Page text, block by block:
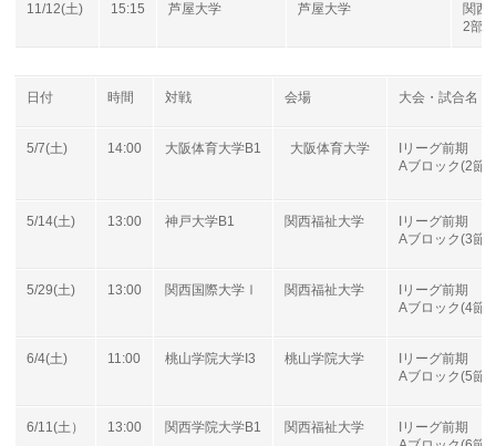
11/12(土) 15:15 芦屋大学 芦屋大学
関西
2部B
日付 時間 対戦 会場 大会・試合名
5/7(土) 14:00 大阪体育大学B1 大阪体育大学
Iリーグ前期
Aブロック(2節)
5/14(土) 13:00 神戸大学B1 関西福祉大学
Iリーグ前期
Aブロック(3節)
5/29(土) 13:00 関西国際大学Ⅰ 関西福祉大学
Iリーグ前期
Aブロック(4節)
6/4(土) 11:00 桃山学院大学I3 桃山学院大学
Iリーグ前期
Aブロック(5節)
6/11(土） 13:00 関西学院大学B1 関西福祉大学
Iリーグ前期